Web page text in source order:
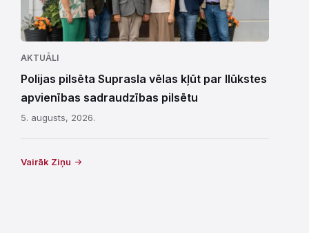
AKTUĀLI
Polijas pilsēta Suprasla vēlas kļūt par Ilūkstes
apvienības sadraudzības pilsētu
5. augusts, 2026.
Vairāk Ziņu